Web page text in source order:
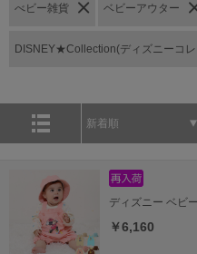
べビー雑貨 ベビーアウター
DISNEY★Collection(ディズニーコレ
新着順
ディズニー ベビ
￥6,160